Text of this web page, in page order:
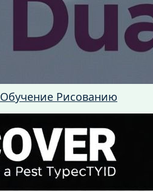
Обучение Рисованию